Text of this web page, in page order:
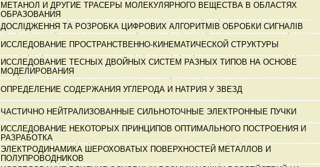
МЕТАНОЛ И ДРУГИЕ ТРАСЕРЫ МОЛЕКУЛЯРНОГО ВЕЩЕСТВА В ОБЛАСТЯХ
ОБРАЗОВАНИЯ
ДОСЛІДЖЕННЯ ТА РОЗРОБКА ЦИФРОВИХ АЛГОРИТМІВ ОБРОБКИ СИГНАЛІВ
ИССЛЕДОВАНИЕ ПРОСТРАНСТВЕННО-КИНЕМАТИЧЕСКОЙ СТРУКТУРЫ
ИССЛЕДОВАНИЕ ТЕСНЫХ ДВОЙНЫХ СИСТЕМ РАЗНЫХ ТИПОВ НА ОСНОВЕ
МОДЕЛИРОВАНИЯ
ОПРЕДЕЛЕНИЕ СОДЕРЖАНИЯ УГЛЕРОДА И НАТРИЯ У ЗВЕЗД
ЧАСТИЧНО НЕЙТРАЛИЗОВАННЫЕ СИЛЬНОТОЧНЫЕ ЭЛЕКТРОННЫЕ ПУЧКИ
ИССЛЕДОВАНИЕ НЕКОТОРЫХ ПРИНЦИПОВ ОПТИМАЛЬНОГО ПОСТРОЕНИЯ И
РАЗРАБОТКА
ЭЛЕКТРОДИНАМИКА ШЕРОХОВАТЫХ ПОВЕРХНОСТЕЙ МЕТАЛЛОВ И
ПОЛУПРОВОДНИКОВ